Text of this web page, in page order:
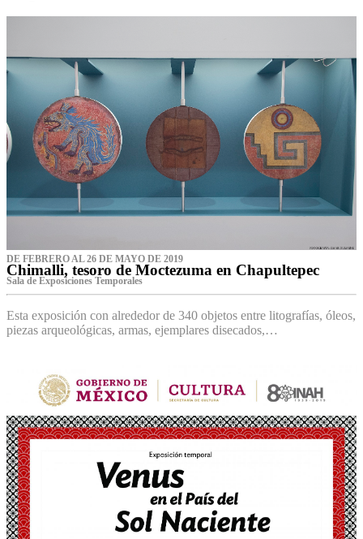
DE FEBRERO AL 26 DE MAYO DE 2019
Chimalli, tesoro de Moctezuma en Chapultepec
Sala de Exposiciones Temporales
Esta exposición con alrededor de 340 objetos entre litografías, óleos,
piezas arqueológicas, armas, ejemplares disecados,…